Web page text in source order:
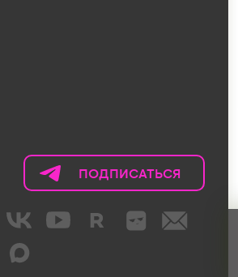
ПОДПИСАТЬСЯ
НА
LIKE